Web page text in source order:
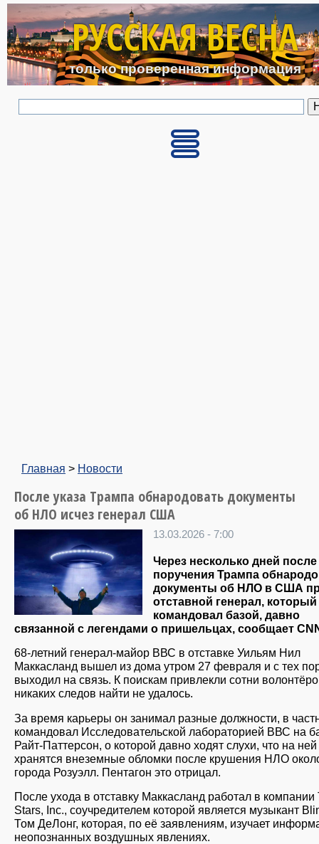
Перейти к основному
РУССКАЯ ВЕСНА
только проверенная информация
Главная > Новости
После указа Трампа обнародовать документы
об НЛО исчез генерал США
13.03.2026 - 7:00
Через несколько дней после
поручения Трампа
документы об НЛО в США
отставной генерал, который
командовал базой, давно
связанной с легендами о пришельцах, сообщает
68-летний генерал-майор ВВС в отставке Уильям Нил
Маккасланд вышел из дома утром 27 февраля и с тех
выходил на связь. К поискам привлекли сотни
никаких следов найти не удалось.
За время карьеры он занимал разные должности, в
командовал Исследовательской лабораторией ВВС на
Райт-Паттерсон, о которой давно ходят слухи, что на ней
хранятся внеземные обломки после крушения НЛО
города Розуэлл. Пентагон это отрицал.
После ухода в отставку Маккасланд работал в компании
Stars, Inc., соучредителем которой является музыкант
Том ДеЛонг, которая, по её заявлениям, изучает
неопознанных воздушных явлениях.